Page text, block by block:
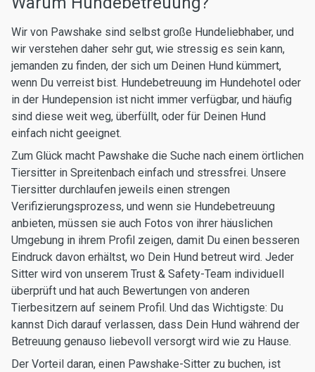
Wir von Pawshake sind selbst große Hundeliebhaber, und
wir verstehen daher sehr gut, wie stressig es sein kann,
jemanden zu finden, der sich um Deinen Hund kümmert,
wenn Du verreist bist. Hundebetreuung im Hundehotel oder
in der Hundepension ist nicht immer verfügbar, und häufig
sind diese weit weg, überfüllt, oder für Deinen Hund
einfach nicht geeignet.
Zum Glück macht Pawshake die Suche nach einem örtlichen
Tiersitter in Spreitenbach einfach und stressfrei. Unsere
Tiersitter durchlaufen jeweils einen strengen
Verifizierungsprozess, und wenn sie Hundebetreuung
anbieten, müssen sie auch Fotos von ihrer häuslichen
Umgebung in ihrem Profil zeigen, damit Du einen besseren
Eindruck davon erhältst, wo Dein Hund betreut wird. Jeder
Sitter wird von unserem Trust & Safety-Team individuell
überprüft und hat auch Bewertungen von anderen
Tierbesitzern auf seinem Profil. Und das Wichtigste: Du
kannst Dich darauf verlassen, dass Dein Hund während der
Betreuung genauso liebevoll versorgt wird wie zu Hause.
Der Vorteil daran, einen Pawshake-Sitter zu buchen, ist